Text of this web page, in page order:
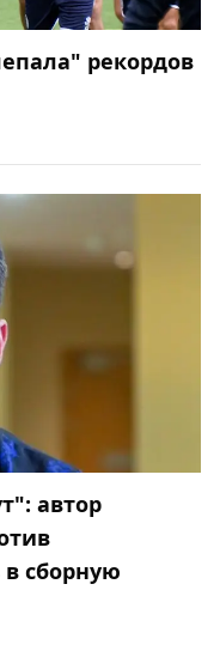
рекордов
сборную